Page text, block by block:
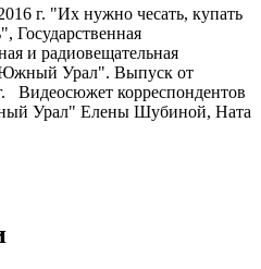
г. "Их нужно чесать, купать
Государственная
и радиовещательная
Урал". Выпуск от
Видеосюжет корреспондентов
Урал" Елены Шубиной, Ната